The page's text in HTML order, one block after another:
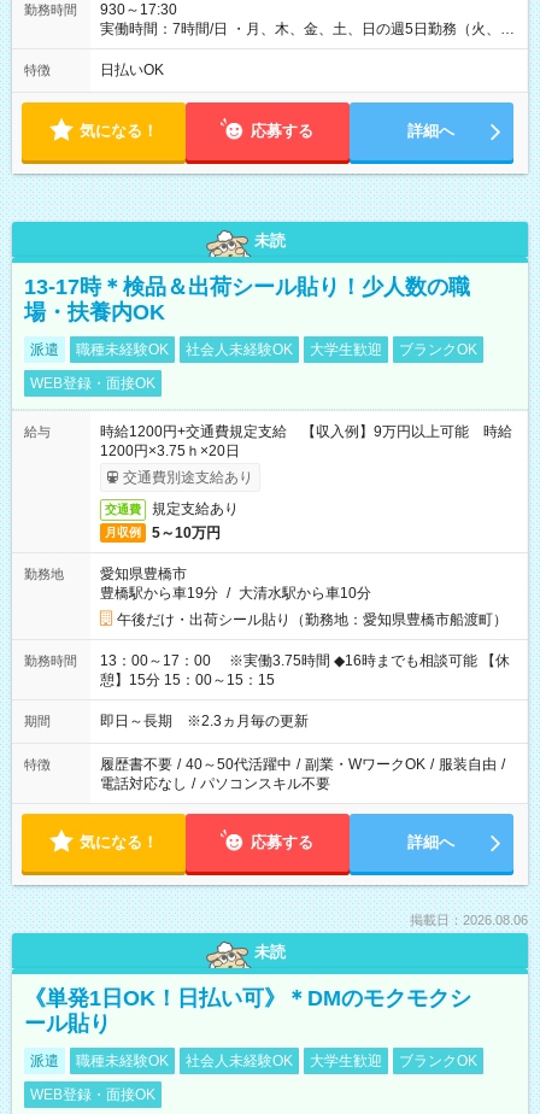
勤務時間
930～17:30
実働時間：7時間/日 ・月、木、金、土、日の週5日勤務（火、水
は固定休です／夏季、年末年始等、長期休暇有り！） ・ワンシ
フト！ 残業ほぼナシ（0～5h/月）
特徴 日払いOK
気になる！ 応募する 詳細へ
未読
13-17時＊検品＆出荷シール貼り！少人数の職
場・扶養内OK
派遣 職種未経験OK 社会人未経験OK 大学生歓迎
ブランクOK
WEB登録・面接OK
給与
時給1200円+交通費規定支給 【収入例】9万円以上可能 時給
1200円×3.75ｈ×20日
交通費別途支給あり
交通費 規定支給あり
月収例 5～10万円
勤務地
愛知県豊橋市
豊橋駅から車19分 / 大清水駅から車10分
午後だけ・出荷シール貼り（勤務地：愛知県豊橋市船渡町）
勤務時間
13：00～17：00 ※実働3.75時間 ◆16時までも相談可能 【休
憩】15分 15：00～15：15
期間 即日～長期 ※2.3ヵ月毎の更新
特徴 履歴書不要 / 40～50代活躍中 / 副業・WワークOK / 服装自由 /
電話対応なし / パソコンスキル不要
気になる！ 応募する 詳細へ
掲載日：2026.08.06
未読
《単発1日OK！日払い可》＊DMのモクモクシ
ール貼り
派遣 職種未経験OK 社会人未経験OK 大学生歓迎
ブランクOK
WEB登録・面接OK